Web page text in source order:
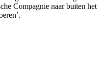
Compagnie naar buiten het